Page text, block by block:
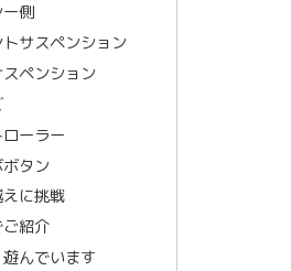
ー側
サスペンション
スペンション
ーラー
タン
に挑戦
紹介
んでいます